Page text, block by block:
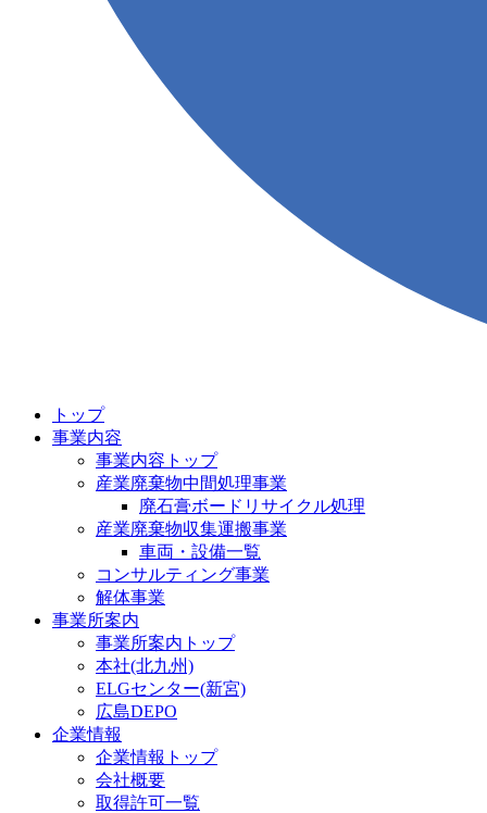
トップ
事業内容
事業内容トップ
産業廃棄物中間処理事業
廃石膏ボードリサイクル処理
産業廃棄物収集運搬事業
車両・設備一覧
コンサルティング事業
解体事業
事業所案内
事業所案内トップ
本社(北九州)
ELGセンター(新宮)
広島DEPO
企業情報
企業情報トップ
会社概要
取得許可一覧